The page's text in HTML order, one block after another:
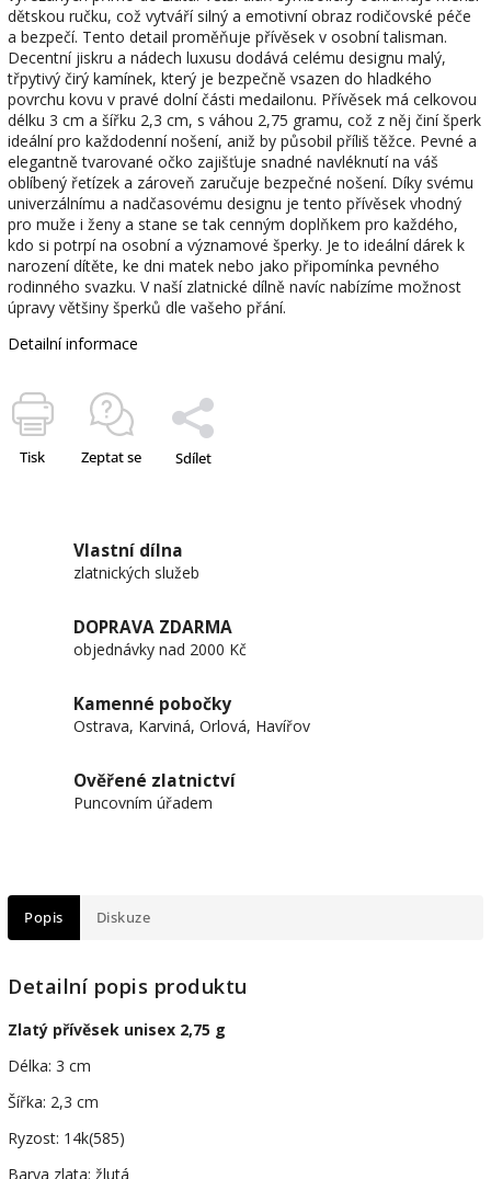
dětskou ručku, což vytváří silný a emotivní obraz rodičovské péče
a bezpečí. Tento detail proměňuje přívěsek v osobní talisman.
Decentní jiskru a nádech luxusu dodává celému designu malý,
třpytivý čirý kamínek, který je bezpečně vsazen do hladkého
povrchu kovu v pravé dolní části medailonu. Přívěsek má celkovou
délku 3 cm a šířku 2,3 cm, s váhou 2,75 gramu, což z něj činí šperk
ideální pro každodenní nošení, aniž by působil příliš těžce. Pevné a
elegantně tvarované očko zajišťuje snadné navléknutí na váš
oblíbený řetízek a zároveň zaručuje bezpečné nošení. Díky svému
univerzálnímu a nadčasovému designu je tento přívěsek vhodný
pro muže i ženy a stane se tak cenným doplňkem pro každého,
kdo si potrpí na osobní a významové šperky. Je to ideální dárek k
narození dítěte, ke dni matek nebo jako připomínka pevného
rodinného svazku. V naší zlatnické dílně navíc nabízíme možnost
úpravy většiny šperků dle vašeho přání.
Detailní informace
Tisk Zeptat se Sdílet
Vlastní dílna
zlatnických služeb
DOPRAVA ZDARMA
objednávky nad 2000 Kč
Kamenné pobočky
Ostrava, Karviná, Orlová, Havířov
Ověřené zlatnictví
Puncovním úřadem
Popis Diskuze
Detailní popis produktu
Zlatý přívěsek unisex 2,75 g
Délka: 3 cm
Šířka: 2,3 cm
Ryzost: 14k(585)
Barva zlata: žlutá